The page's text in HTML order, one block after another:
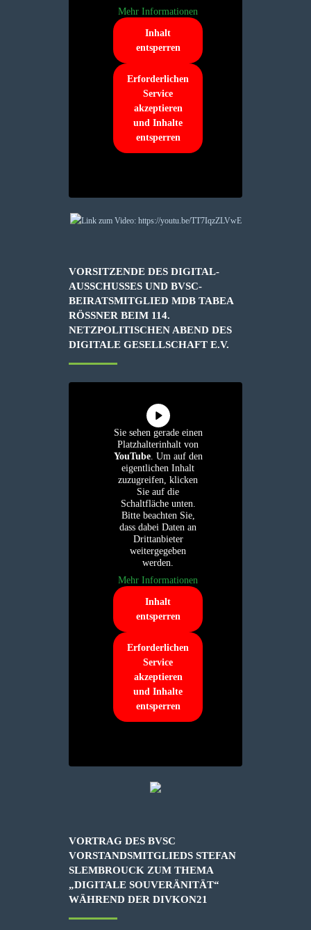
Mehr Informationen
Inhalt
entsperren
Erforderlichen
Service
akzeptieren
und Inhalte
entsperren
VORSITZENDE DES DIGITAL-
AUSSCHUSSES UND BVSC-
BEIRATSMITGLIED MDB TABEA
RÖSSNER BEIM 114. N
ETZPOLITISCHEN ABEND DES D
IGITALE GESELLSCHAFT E.V.
Sie sehen gerade einen
Platzhalterinhalt von
YouTube. Um auf den
eigentlichen Inhalt
zuzugreifen, klicken
Sie auf die
Schaltfläche unten.
Bitte beachten Sie,
dass dabei Daten an
Drittanbieter
weitergegeben
werden.
Mehr Informationen
Inhalt
entsperren
Erforderlichen
Service
akzeptieren
und Inhalte
entsperren
VORTRAG DES BVSC
VORSTANDSMITGLIEDS STEFAN
SLEMBROUCK ZUM THEMA
„DIGITALE SOUVERÄNITÄT“
WÄHREND DER DIVKON21